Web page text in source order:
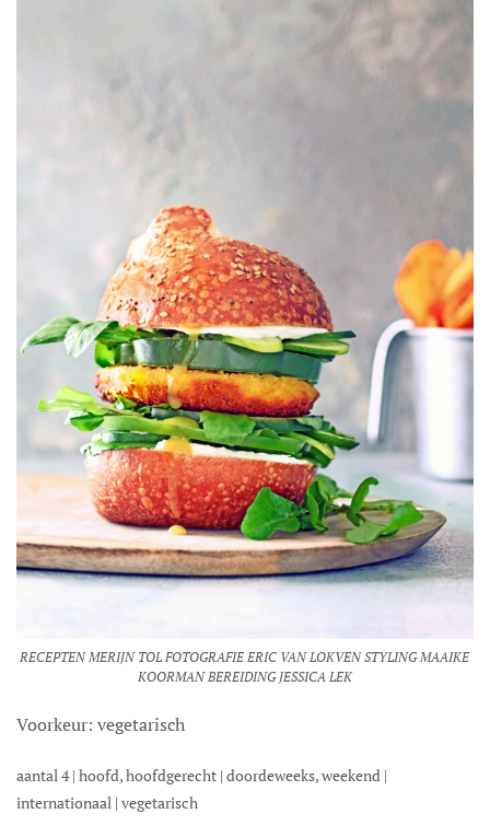
RECEPTEN MERIJN TOL FOTOGRAFIE ERIC VAN LOKVEN STYLING MAAIKE
KOORMAN BEREIDING JESSICA LEK
Voorkeur: vegetarisch
aantal 4| hoofd, hoofdgerecht | doordeweeks, weekend |
internationaal | vegetarisch